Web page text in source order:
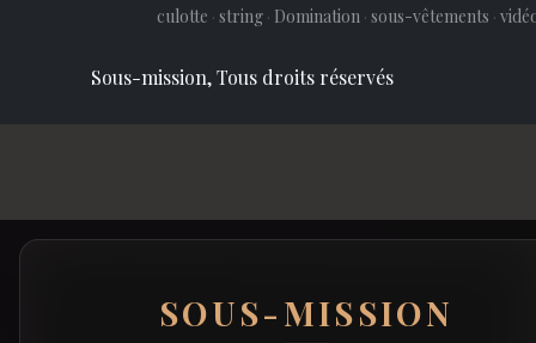
culotte · string · Domination · sous-vêtements ·
Sous-mission, Tous droits réservés
SOUS-MISSION